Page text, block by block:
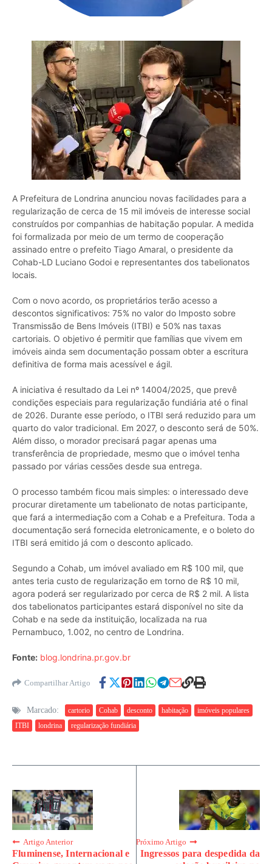
A Prefeitura de Londrina anunciou novas facilidades para a
regularização de cerca de 15 mil imóveis de interesse social
construídos por companhias de habitação popular. A medida
foi formalizada por meio de um termo de cooperação
assinado entre o prefeito Tiago Amaral, o presidente da
Cohab-LD Luciano Godoi e representantes dos tabelionatos
locais.
Com o novo acordo, os proprietários terão acesso a
descontos significativos: 75% no valor do Imposto sobre
Transmissão de Bens Imóveis (ITBI) e 50% nas taxas
cartoriais. O objetivo é permitir que famílias que vivem em
imóveis ainda sem documentação possam obter a escritura
definitiva de forma mais acessível e ágil.
A iniciativa é resultado da Lei nº 14004/2025, que prevê
condições especiais para regularização fundiária até o final
de 2026. Durante esse período, o ITBI será reduzido para um
quarto do valor tradicional. Em 2027, o desconto será de 50%.
Além disso, o morador precisará pagar apenas uma
transferência de propriedade, mesmo que o imóvel tenha
passado por várias cessões desde sua entrega.
O processo também ficou mais simples: o interessado deve
procurar diretamente um tabelionato de notas participante,
que fará a intermediação com a Cohab e a Prefeitura. Toda a
documentação será fornecida eletronicamente, e o boleto do
ITBI será emitido já com o desconto aplicado.
Segundo a Cohab, um imóvel avaliado em R$ 100 mil, que
antes teria custo de regularização em torno de R$ 10 mil,
agora poderá ser regularizado por cerca de R$ 2 mil. A lista
dos tabelionatos participantes estará disponível no site da
Cohab e na sede da instituição, localizada na rua
Pernambuco, 1.002, no centro de Londrina.
Fonte: blog.londrina.pr.gov.br
Compartilhar Artigo
Marcado: cartorio Cohab desconto habitação
imóveis populares
ITBI
londrina regularização fundiária
Artigo Anterior
Fluminense, Internacional e
Próximo Artigo
Ingressos para despedida da